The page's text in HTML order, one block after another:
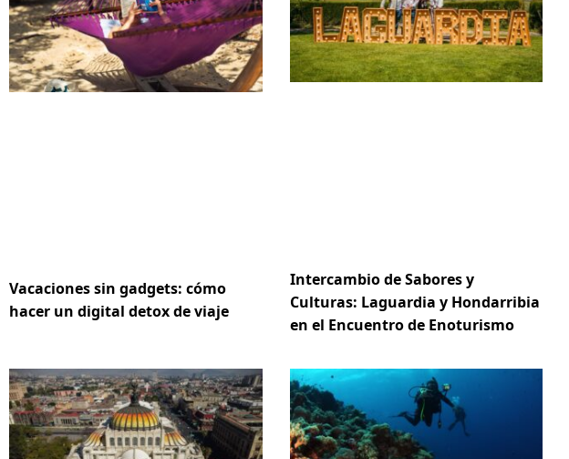
Vacaciones sin gadgets: cómo
hacer un digital detox de viaje
Intercambio de Sabores y
Culturas: Laguardia y Hondarribia
en el Encuentro de Enoturismo